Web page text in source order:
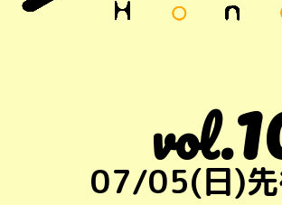
vol.
07/05(日)先